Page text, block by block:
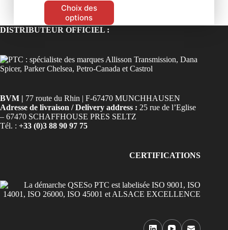
Choix des
options
DISTRIBUTEUR OFFICIEL :
BVM | 77 route du Rhin | F-67470 MUNCHHAUSEN
Adresse de livraison / Delivery address : 25 rue de l’Eglise
– 67470 SCHAFFHOUSE PRES SELTZ
Tél. : +33 (0)3 88 90 97 75
CERTIFICATIONS